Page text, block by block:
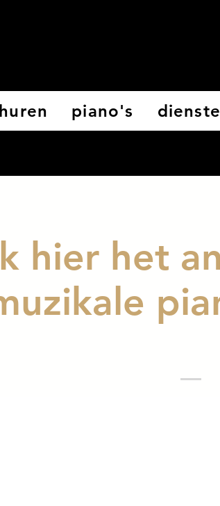
piano's
hier het